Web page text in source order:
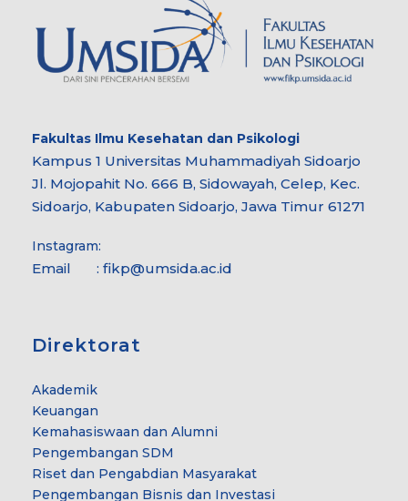
Fakultas Ilmu Kesehatan dan Psikologi
Kampus 1 Universitas Muhammadiyah Sidoarjo
Jl. Mojopahit No. 666 B, Sidowayah, Celep, Kec.
Sidoarjo, Kabupaten Sidoarjo, Jawa Timur 61271
Instagram:
Email : fikp@umsida.ac.id
Direktorat
Akademik
Keuangan
Kemahasiswaan dan Alumni
Pengembangan SDM
Riset dan Pengabdian Masyarakat
Pengembangan Bisnis dan Investasi